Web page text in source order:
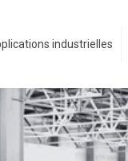
industrielles